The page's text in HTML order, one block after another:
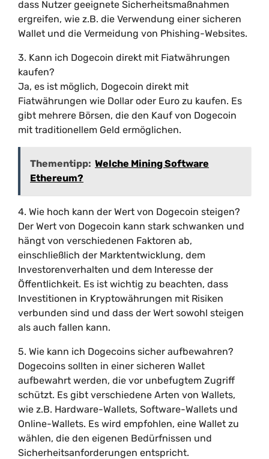
dass Nutzer geeignete Sicherheitsmaßnahmen
ergreifen, wie z.B. die Verwendung einer sicheren
Wallet und die Vermeidung von Phishing-Websites.
3. Kann ich Dogecoin direkt mit Fiatwährungen
kaufen?
Ja, es ist möglich, Dogecoin direkt mit
Fiatwährungen wie Dollar oder Euro zu kaufen. Es
gibt mehrere Börsen, die den Kauf von Dogecoin
mit traditionellem Geld ermöglichen.
Thementipp: Welche Mining Software
Ethereum?
4. Wie hoch kann der Wert von Dogecoin steigen?
Der Wert von Dogecoin kann stark schwanken und
hängt von verschiedenen Faktoren ab,
einschließlich der Marktentwicklung, dem
Investorenverhalten und dem Interesse der
Öffentlichkeit. Es ist wichtig zu beachten, dass
Investitionen in Kryptowährungen mit Risiken
verbunden sind und dass der Wert sowohl steigen
als auch fallen kann.
5. Wie kann ich Dogecoins sicher aufbewahren?
Dogecoins sollten in einer sicheren Wallet
aufbewahrt werden, die vor unbefugtem Zugriff
schützt. Es gibt verschiedene Arten von Wallets,
wie z.B. Hardware-Wallets, Software-Wallets und
Online-Wallets. Es wird empfohlen, eine Wallet zu
wählen, die den eigenen Bedürfnissen und
Sicherheitsanforderungen entspricht.